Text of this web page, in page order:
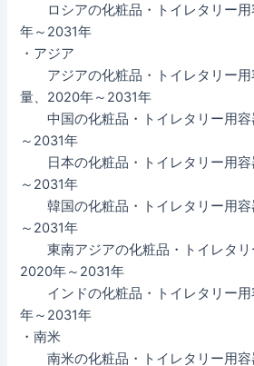
ロシアの化粧品・トイレタリー用
年～2031年
・アジア
アジアの化粧品・トイレタリー用
量、2020年～2031年
中国の化粧品・トイレタリー用容
～2031年
日本の化粧品・トイレタリー用容
～2031年
韓国の化粧品・トイレタリー用容
～2031年
東南アジアの化粧品・トイレタリ
2020年～2031年
インドの化粧品・トイレタリー用
年～2031年
・南米
南米の化粧品・トイレタリー用容